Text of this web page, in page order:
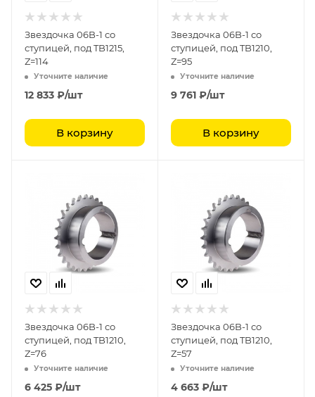
Звездочка 06B-1 со
ступицей, под TB1215,
Z=114
Уточните наличие
12 833 ₽/шт
В корзину
Звездочка 06B-1 со
ступицей, под TB1210,
Z=95
Уточните наличие
9 761 ₽/шт
В корзину
Звездочка 06B-1 со
ступицей, под TB1210,
Z=76
Уточните наличие
6 425 ₽/шт
Звездочка 06B-1 со
ступицей, под TB1210,
Z=57
Уточните наличие
4 663 ₽/шт